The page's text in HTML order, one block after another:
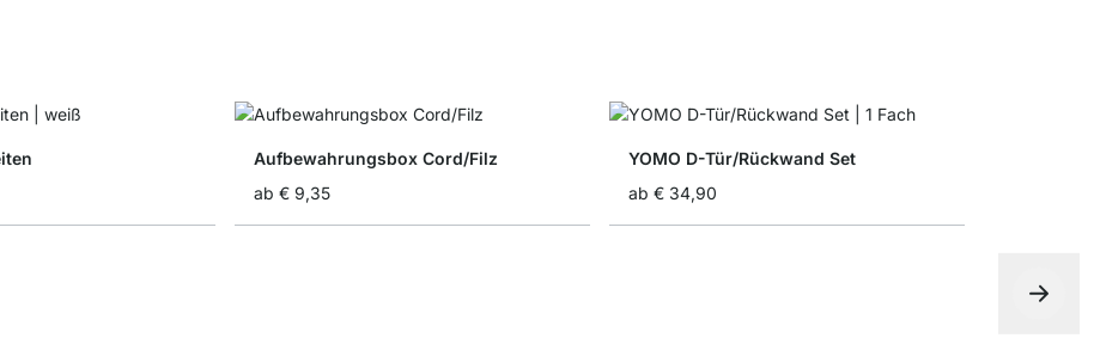
Aufbewahrungsbox Cord/Filz
ab € 9,35
YOMO D-Tür/Rückwand Set
ab € 34,90